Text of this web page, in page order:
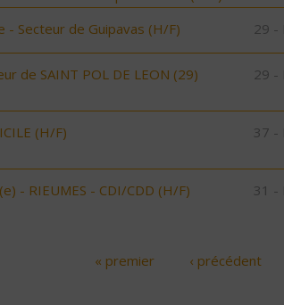
- Secteur de Guipavas (H/F) 29 -
de SAINT POL DE LEON (29)
29 -
(H/F) 37 -
- RIEUMES - CDI/CDD (H/F) 31 -
« premier ‹ précédent